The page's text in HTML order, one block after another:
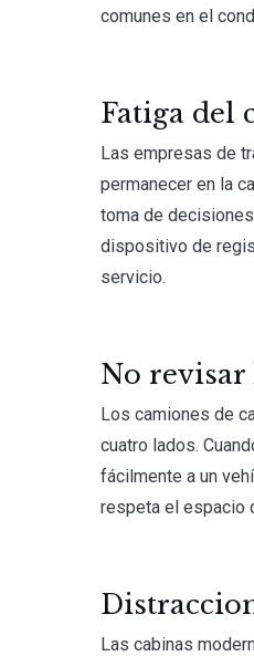
comunes en el
Fatiga del
Las empresas de
permanecer en la
toma de
dispositivo de
servicio.
No revisar
Los camiones de
cuatro lados.
fácilmente a un
respeta el espacio
Las cabinas